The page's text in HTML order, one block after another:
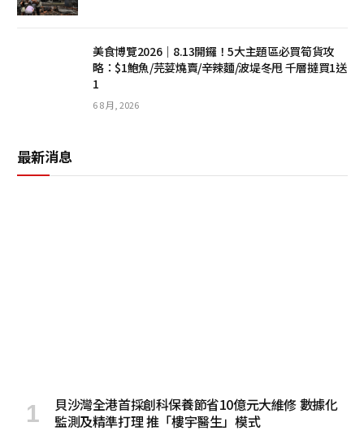
美食博覽2026｜8.13開鑼！5大主題區必買筍貨攻
略：$1鮑魚/芫荽燒賣/辛辣麵/波堤冬甩 千層撻買1送
1
6 8 月, 2026
最新消息
貝沙灣全港首採創科保養節省10億元大維修 數據化
監測及精準打理 推「樓宇醫生」模式